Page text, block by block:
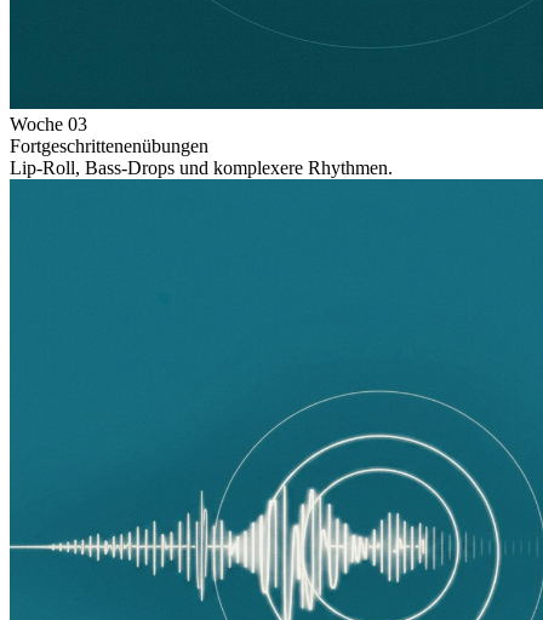
Woche 03
Fortgeschrittenenübungen
Lip-Roll, Bass-Drops und komplexere Rhythmen.